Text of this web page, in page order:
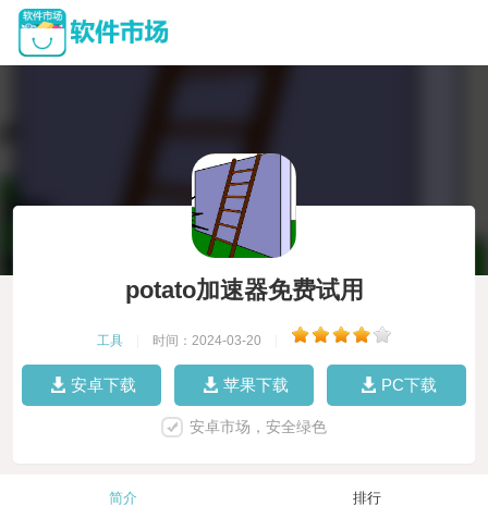
potato加速器免费试用
工具 时间：2024-03-20
安卓下载 苹果下载 PC下载
安卓市场，安全绿色
简介 排行